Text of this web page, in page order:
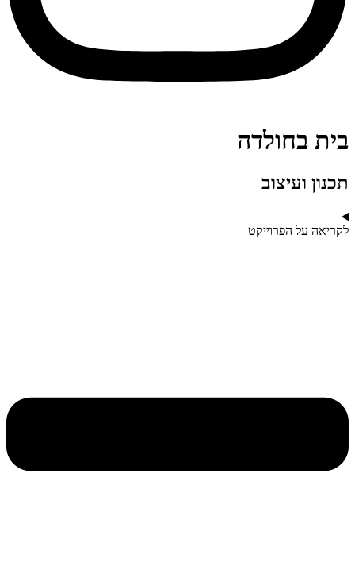
בית בחולדה
תכנון ועיצוב
לקריאה על הפרוייקט